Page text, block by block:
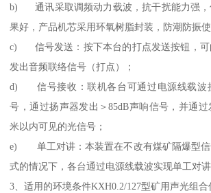
b) 通讯采取调频动力载波，抗干扰能力强，
果好，产品机芯采用环氧树脂封装，防潮防振使
c) 信号发送：按下本台的打点发送按钮，可
发出音频联络信号（打点）；
d) 信号接收：联机各台可通过电源线载波
号，通过扬声器发出＞85dB声响信号，并通
米以内可见的光信号；
e) 单工对讲：本装置在不改有煤矿隔爆型信
式的情况下，各台通过电源线载波实现单工对讲
3、适用的环境条件KXH0.2/127型矿用声光组合